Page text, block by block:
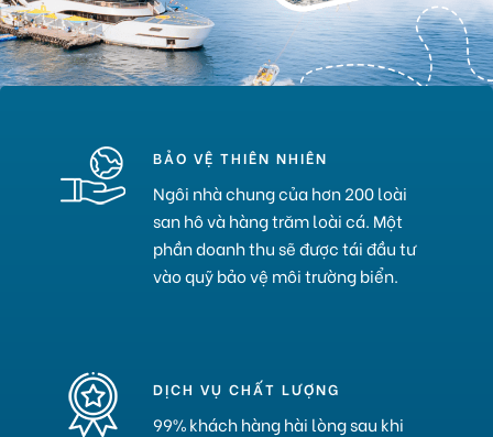
BẢO VỆ THIÊN NHIÊN
Ngôi nhà chung của hơn 200 loài
san hô và hàng trăm loài cá. Một
phần doanh thu sẽ được tái đầu tư
vào quỹ bảo vệ môi trường biển.
DỊCH VỤ CHẤT LƯỢNG
99% khách hàng hài lòng sau khi